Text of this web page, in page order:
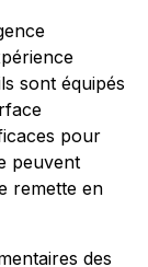
sont équipés
pour
peuvent
remette en
des